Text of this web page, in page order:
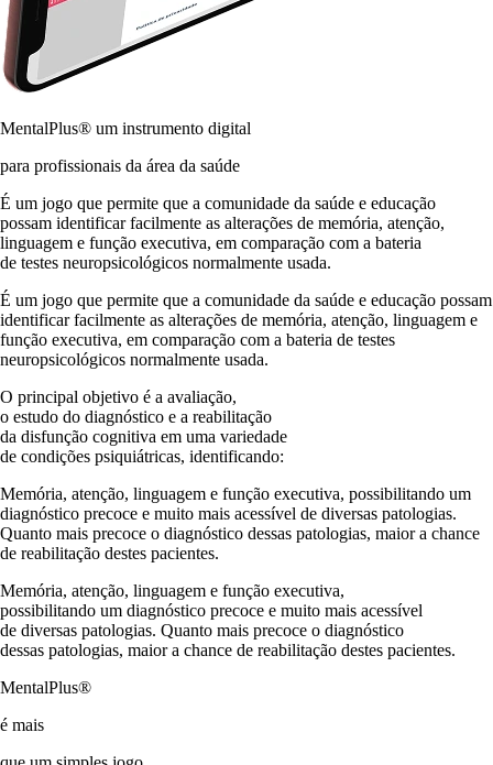
MentalPlus® um instrumento digital
para profissionais da área da saúde
É um jogo que permite que a comunidade da saúde e educação
possam identificar facilmente as alterações de memória, atenção,
linguagem e função executiva, em comparação com a bateria
de testes neuropsicológicos normalmente usada.
É um jogo que permite que a comunidade da saúde e educação possam
identificar facilmente as alterações de memória, atenção, linguagem e
função executiva, em comparação com a bateria de testes
neuropsicológicos normalmente usada.
O principal objetivo é a avaliação,
o estudo do diagnóstico e a reabilitação
da disfunção cognitiva em uma variedade
de condições psiquiátricas, identificando:
Memória, atenção, linguagem e função executiva, possibilitando um
diagnóstico precoce e muito mais acessível de diversas patologias.
Quanto mais precoce o diagnóstico dessas patologias, maior a chance
de reabilitação destes pacientes.
Memória, atenção, linguagem e função executiva,
possibilitando um diagnóstico precoce e muito mais acessível
de diversas patologias. Quanto mais precoce o diagnóstico
dessas patologias, maior a chance de reabilitação destes pacientes.
MentalPlus®
é mais